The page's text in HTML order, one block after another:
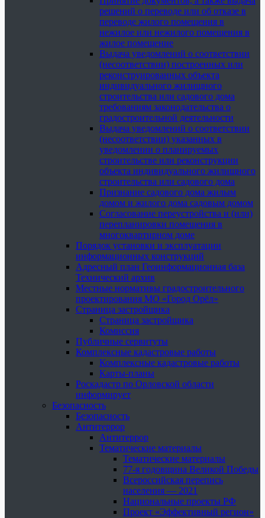
решений о переводе или об отказе в
переводе жилого помещения в
нежилое или нежилого помещения в
жилое помещение
Выдача уведомлений о соответствии
(несоответствии) построенных или
реконструированных объекта
индивидуального жилищного
строительства или садового дома
требованиям законодательства о
градостроительной деятельности
Выдача уведомлений о соответствии
(несоответствии) указанных в
уведомлении о планируемых
строительстве или реконструкции
объекта индивидуального жилищного
строительства или садового дома
Признание садового дома жилым
домом и жилого дома садовым домом
Согласование переустройства и (или)
перепланировки помещения в
многоквартирном доме
Порядок установки и эксплуатации
информационных конструкций
Адресный план Геоинформационная база
Технический архив
Местные нормативы градостроительного
проектирования МО «Город Орёл»
Страница застройщика
Страница застройщика
Комиссия
Публичные сервитуты
Комплексные кадастровые работы
Комплексные кадастровые работы
Карты-планы
Роскадастр по Орловской области
информирует
Безопасность
Безопасность
Антитеррор
Антитеррор
Тематические материалы
Тематические материалы
77-я годовщина Великой Победы
Всероссийская перепись
населения — 2021
Национальные проекты РФ
Проект «Эффективный регион»